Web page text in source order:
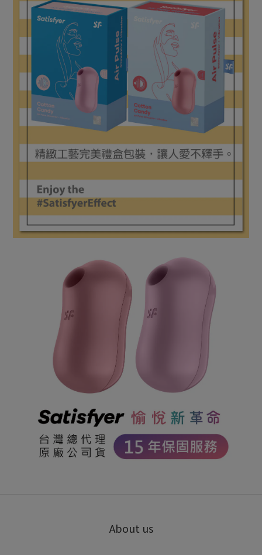
About us